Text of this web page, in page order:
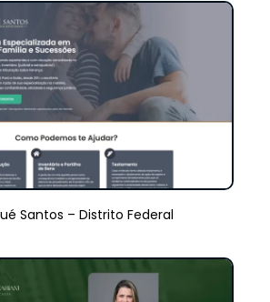
Santos – Distrito Federal